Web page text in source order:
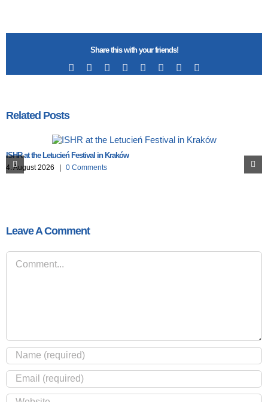
Share this with your friends!
Facebook RedditLinkedIn
TumblrPinterest
Related Posts
ISHR at the Letucień Festival in Kraków
4. August 2026 0 Comments
Leave A Comment
Comment